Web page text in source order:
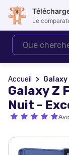
Accueil Galaxy Z Fold7
Galaxy Z
Nuit -
Le